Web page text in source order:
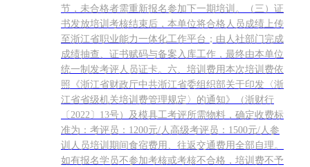
节，未合格者需重新报名参加下一期培训。（三）证
书发放培训考核结束后，本单位将合格人员成绩上传
至浙江省职业能力一体化工作平台；由人社部门完成
成绩抽查、证书赋码与备案入库工作，最终由本单位
统一制发考评人员证卡。六、培训费用本次培训费依
照《浙江省财政厅中共浙江省委组织部关于印发〈浙
江省省级机关培训费管理规定〉的通知》（浙财行
〔2022〕13号）及模具工考评所需物料，确定收费标
准为：考评员：1200元/人高级考评员：1500元/人参
训人员培训期间食宿费用、往返交通费用全部自理。
如有报名学员不参加考核或考核不合格，培训费不予